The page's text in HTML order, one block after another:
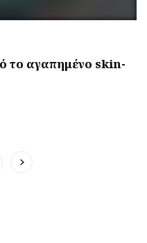
το αγαπημένο skin-